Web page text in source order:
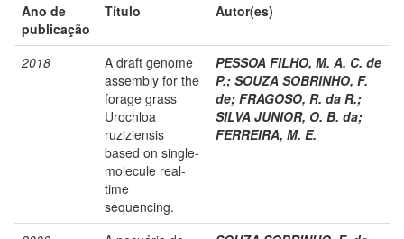
Ano de
publicação
Título Autor(es)
2018
A draft genome
assembly for the
forage grass
Urochloa
ruziziensis
based on single-
molecule real-
time
sequencing.
PESSOA FILHO, M. A. C. de
P.; SOUZA SOBRINHO, F.
de; FRAGOSO, R. da R.;
SILVA JUNIOR, O. B. da;
FERREIRA, M. E.